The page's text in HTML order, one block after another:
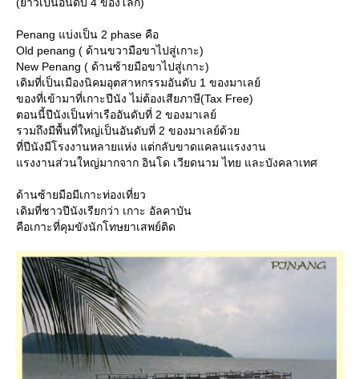
Penang แบ่งเป็น 2 phase คือ
Old penang ( ด้านขวามือขาไปสู่เกาะ)
New Penang ( ด้านซ้ายมือขาไปสู่เกาะ)
เดิมที่เป็นเมืองนิคมอุตสาหกรรมอันดับ 1 ของมาเลย์
ของที่เข้ามาที่เกาะปีนัง ไม่ต้องเสียภาษี(Tax Free)
ตอนนี้ปีนังเป็นท่าเรืออันดับที่ 2 ของมาเลย์
รวมถึงมีพื้นที่ใหญ่เป็นอันดับที่ 2 ของมาเลย์ด้ว
ที่ปีนังมีโรงงานหลายแห่ง แต่กลับขาดแคลนแรงงาน
รงงานส่วนใหญ่มากจาก อินโด เวียดนาม ไทย และบังคลาเทศ
ด้านซ้ายมือมีเกาะท่องเที่ยว
เดิมที่ชาวปีนังเรียกว่า เกาะ อัลคาบัน
คือเกาะที่คุมขังนักโทษยาเสพย์ติด